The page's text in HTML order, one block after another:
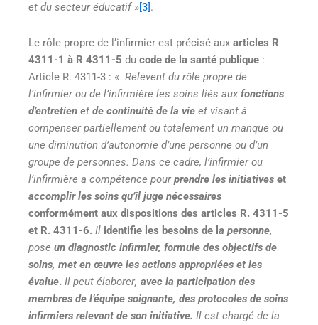
et du secteur éducatif »[3].
Le rôle propre de l’infirmier est précisé aux articles R
4311-1 à R 4311-5 du code de la santé publique :
Article R. 4311-3 : « Relèvent du rôle propre de
l’infirmier ou de l’infirmière les soins liés aux fonctions
d’entretien et de continuité de la vie et visant à
compenser partiellement ou totalement un manque ou
une diminution d’autonomie d’une personne ou d’un
groupe de personnes. Dans ce cadre, l’infirmier ou
l’infirmière a compétence pourprendre les initiatives et
accomplir les soins qu’il juge nécessaires
conformément aux dispositions des articles R. 4311-5
et R. 4311-6. Il identifie les besoins de l a personne,
pose un diagnostic infirmier, formule des objectifs de
soins, met en œuvre les actions appropriées et les
évalue. Il peut élaborer, avec la participation des
membres de l’équipe soignante, des protocoles de soins
infirmiers relevant de son initiative. Il est chargé de la